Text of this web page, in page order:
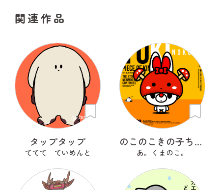
関連作品
タップタップ
ててて ていめんと
のこのこきの子ちゃん
あ。くまのこ。